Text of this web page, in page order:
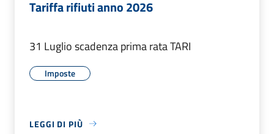
Tariffa rifiuti anno 2026
31 Luglio scadenza prima rata TARI
Imposte
LEGGI DI PIÙ